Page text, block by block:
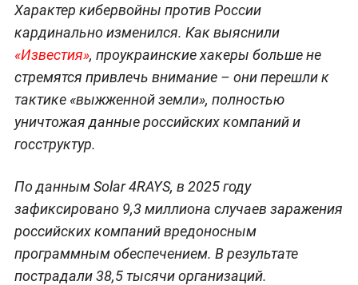
Характер кибервойны против России
кардинально изменился. Как выяснили
«Известия», проукраинские хакеры больше не
стремятся привлечь внимание – они перешли к
тактике «выжженной земли», полностью
уничтожая данные российских компаний и
госструктур.
По данным Solar 4RAYS, в 2025 году
зафиксировано 9,3 миллиона случаев заражения
российских компаний вредоносным
программным обеспечением. В результате
пострадали 38,5 тысячи организаций.